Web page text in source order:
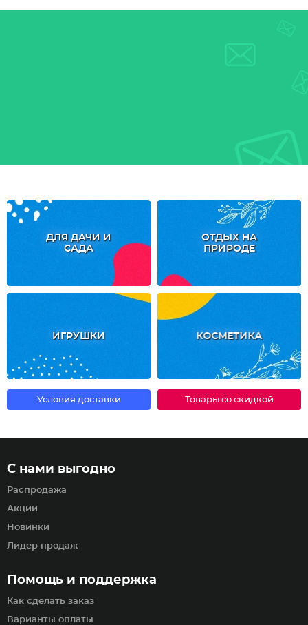
ДЛЯ ДАЧИ И
САДА
ОТДЫХ НА
ПРИРОДЕ
ИГРУШКИ КОСМЕТИКА
Условия доставки Товары со скидкой
Помощь и поддержка
Как сделать заказ
Варианты оплаты
С нами выгодно
Распродажа
Акции
Новинки
Лидер продаж